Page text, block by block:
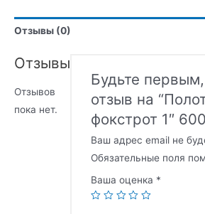
Отзывы (0)
Отзывы
Отзывов
пока нет.
Будьте
отзыв на
фокстрот 1″
Ваш адрес email не
Обязательные поля
Ваша оценка *